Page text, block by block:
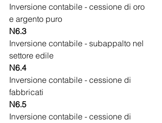
Inversione contabile - cessione di oro
e argento puro
N6.3
Inversione contabile - subappalto nel
settore edile
N6.4
Inversione contabile - cessione di
fabbricati
N6.5
Inversione contabile - cessione di